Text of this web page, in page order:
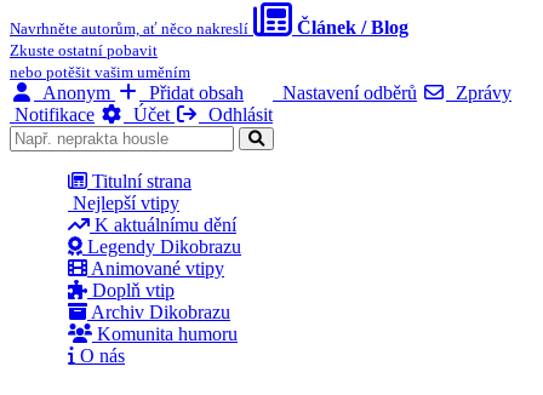
Navrhněte autorům, ať něco nakreslí Článek / Blog
Zkuste ostatní pobavit
nebo potěšit vašim uměním
Anonym Přidat obsah Nastavení odběrů
Zprávy
Notifikace
Účet Odhlásit
Titulní strana
Nejlepší vtipy
K aktuálnímu dění
Legendy Dikobrazu
Animované vtipy
Doplň vtip
Archiv Dikobrazu
Komunita humoru
O nás